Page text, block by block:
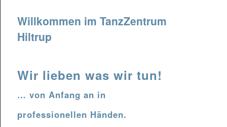
Willkommen im TanzZentrum
Hiltrup
Wir lieben was wir tun!
… von Anfang an in
professionellen Händen.